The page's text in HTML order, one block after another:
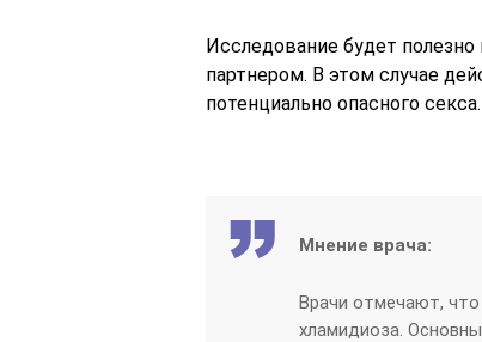
Исследование будет
партнером. В этом случае
потенциально опасного секса.
Мнение врача:
Врачи отмечают, что
хламидиоза.